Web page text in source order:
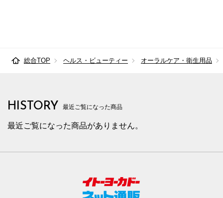
総合TOP ヘルス・ビューティー オーラルケア・衛生用品
HISTORY 最近ご覧になった商品
最近ご覧になった商品がありません。